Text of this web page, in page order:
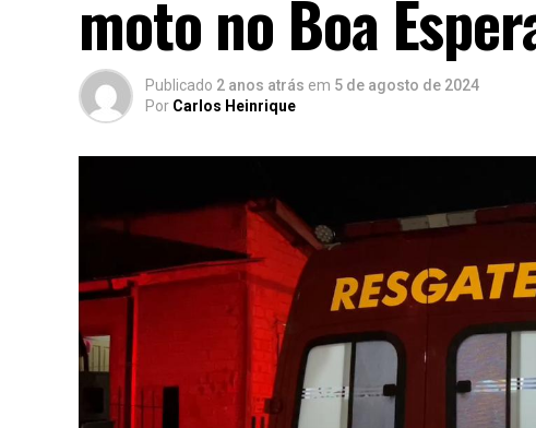
moto no Boa
Publicado 2 anos atrás em 5 de agosto de 2024
Por Carlos Heinrique